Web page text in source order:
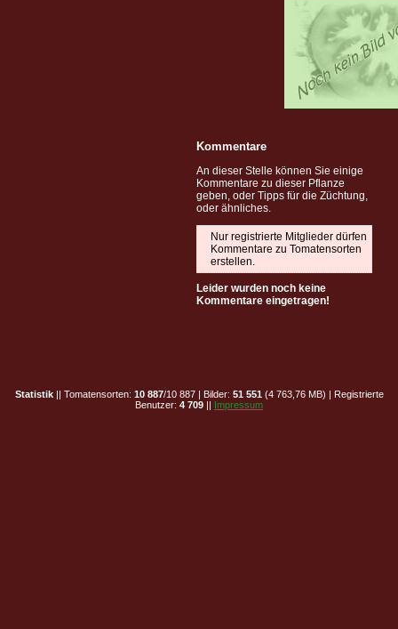
Kommentare
An dieser Stelle können Sie einige
Kommentare zu dieser Pflanze
geben, oder Tipps für die Züchtung,
oder ähnliches.
Nur registrierte Mitglieder dürfen
Kommentare zu Tomatensorten
erstellen.
Leider wurden noch keine
Kommentare eingetragen!
Statistik|| Tomatensorten: 10 887/10 887 | Bilder: 51 551 (4 763,76 MB) | Registrierte
Benutzer: 4 709 || Impressum